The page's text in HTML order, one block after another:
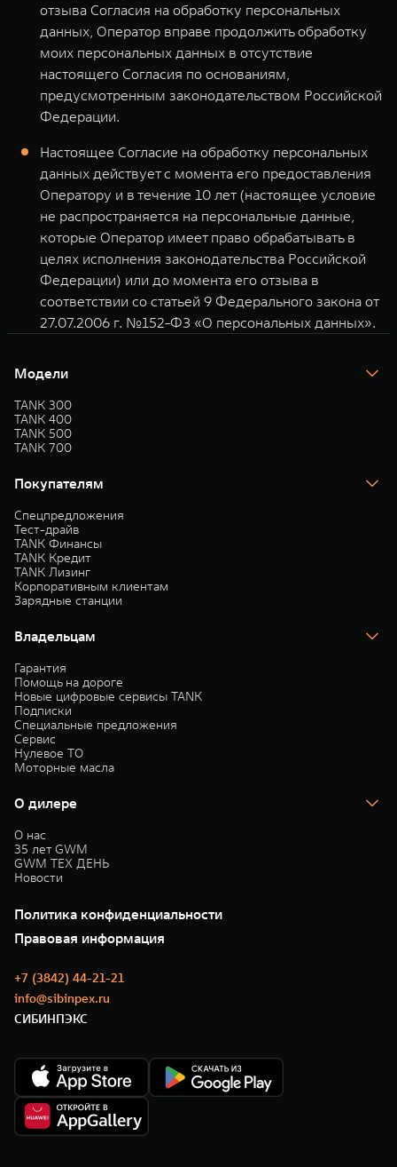
отзыва Согласия на обработку персональных
данных, Оператор вправе продолжить обработку
моих персональных данных в отсутствие
настоящего Согласия по основаниям,
предусмотренным законодательством Российской
Федерации.
Настоящее Согласие на обработку персональных
данных действует с момента его предоставления
Оператору и в течение 10 лет (настоящее условие
не распространяется на персональные данные,
которые Оператор имеет право обрабатывать в
целях исполнения законодательства Российской
Федерации) или до момента его отзыва в
соответствии со статьей 9 Федерального закона от
27.07.2006 г. №152-ФЗ «О персональных данных».
Модели
TANK 300
TANK 400
TANK 500
TANK 700
Покупателям
Спецпредложения
Тест-драйв
TANK Финансы
TANK Кредит
TANK Лизинг
Корпоративным клиентам
Зарядные станции
Владельцам
Гарантия
Помощь на дороге
Новые цифровые сервисы TANK
Подписки
Специальные предложения
Сервис
Нулевое ТО
Моторные масла
О дилере
О нас
35 лет GWM
GWM ТЕХ ДЕНЬ
Новости
Политика конфиденциальности
Правовая информация
+7 (3842) 44-21-21
info@sibinpex.ru
СИБИНПЭКС